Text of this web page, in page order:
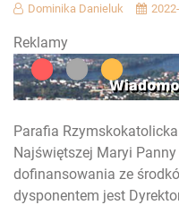
Dominika Danieluk
Reklamy
Parafia
Najświętszej Maryi
dofinansowania ze
dysponentem jest